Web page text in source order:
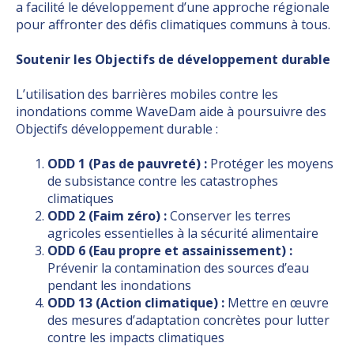
a facilité le développement d’une approche régionale
pour affronter des défis climatiques communs à tous.
Soutenir les Objectifs de développement durable
L’utilisation des barrières mobiles contre les
inondations comme WaveDam aide à poursuivre des
Objectifs développement durable :
ODD 1 (Pas de pauvreté) : Protéger les moyens
de subsistance contre les catastrophes
climatiques
ODD 2 (Faim zéro) :Conserver les terres
agricoles essentielles à la sécurité alimentaire
ODD 6 (Eau propre et assainissement) :
Prévenir la contamination des sources d’eau
pendant les inondations
ODD 13 (Action climatique) : Mettre en œuvre
des mesures d’adaptation concrètes pour lutter
contre les impacts climatiques